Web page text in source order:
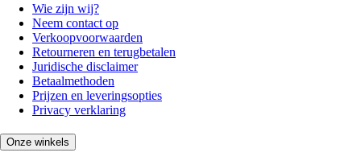
Wie zijn wij?
Neem contact op
Verkoopvoorwaarden
Retourneren en terugbetalen
Juridische disclaimer
Betaalmethoden
Prijzen en leveringsopties
Privacy verklaring
Onze winkels